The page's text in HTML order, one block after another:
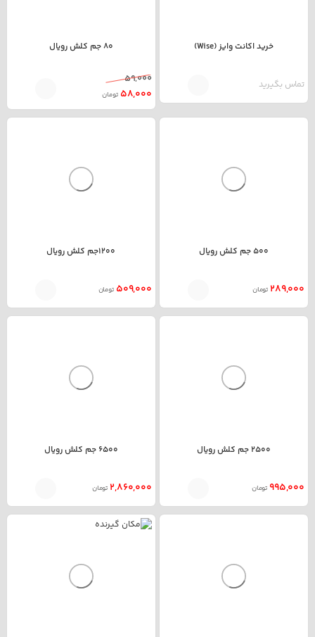
خرید اکانت وایز (Wise)
تماس بگیرید
80 جم کلش رویال
59,000
58,000 تومان
500 جم کلش رویال
289,000 تومان
1200جم کلش رویال
509,000 تومان
2500 جم کلش رویال
995,000 تومان
6500 جم کلش رویال
2,860,000 تومان